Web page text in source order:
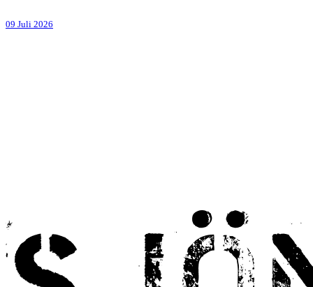
09 Juli 2026